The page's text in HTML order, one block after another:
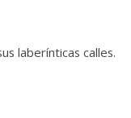
laberínticas calles.